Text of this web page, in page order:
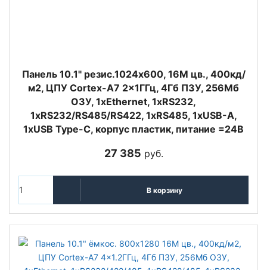
Панель 10.1" резис.1024x600, 16M цв., 400кд/
м2, ЦПУ Cortex-A7 2x1ГГц, 4Гб ПЗУ, 256Мб
ОЗУ, 1xEthernet, 1xRS232,
1xRS232/RS485/RS422, 1xRS485, 1xUSB-A,
1xUSB Type-C, корпус пластик, питание =24В
27 385 руб.
В корзину